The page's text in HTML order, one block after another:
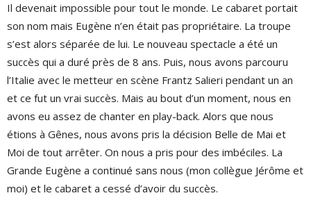
Il devenait impossible pour tout le monde. Le cabaret portait
son nom mais Eugène n’en était pas propriétaire. La troupe
s’est alors séparée de lui. Le nouveau spectacle a été un
succès qui a duré près de 8 ans. Puis, nous avons parcouru
l’Italie avec le metteur en scène Frantz Salieri pendant un an
et ce fut un vrai succès. Mais au bout d’un moment, nous en
avons eu assez de chanter en play-back. Alors que nous
étions à Gênes, nous avons pris la décision Belle de Mai et
Moi de tout arrêter. On nous a pris pour des imbéciles. La
Grande Eugène a continué sans nous (mon collègue Jérôme et
moi) et le cabaret a cessé d’avoir du succès.